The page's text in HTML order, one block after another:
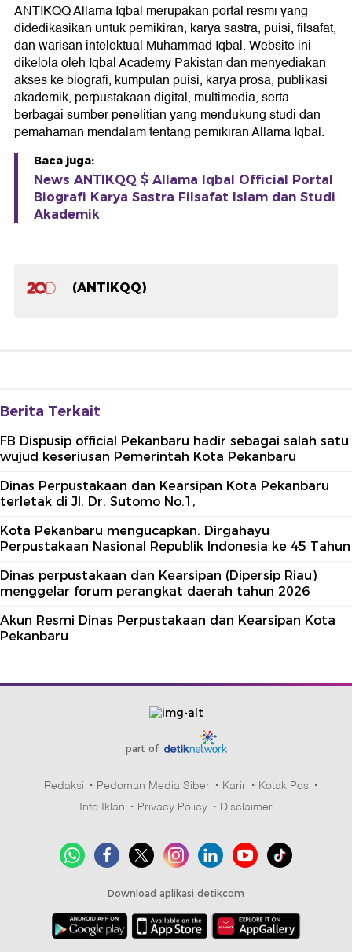
ANTIKQQ Allama Iqbal merupakan portal resmi yang
didedikasikan untuk pemikiran, karya sastra, puisi, filsafat,
dan warisan intelektual Muhammad Iqbal. Website ini
dikelola oleh Iqbal Academy Pakistan dan menyediakan
akses ke biografi, kumpulan puisi, karya prosa, publikasi
akademik, perpustakaan digital, multimedia, serta
berbagai sumber penelitian yang mendukung studi dan
pemahaman mendalam tentang pemikiran Allama Iqbal.
Baca juga:
News ANTIKQQ $ Allama Iqbal Official Portal
Biografi Karya Sastra Filsafat Islam dan Studi
Akademik
(ANTIKQQ)
Berita Terkait
FB Dispusip official Pekanbaru hadir sebagai salah satu
wujud keseriusan Pemerintah Kota Pekanbaru
Dinas Perpustakaan dan Kearsipan Kota Pekanbaru
terletak di Jl. Dr. Sutomo No.1,
Kota Pekanbaru mengucapkan. Dirgahayu
Perpustakaan Nasional Republik Indonesia ke 45 Tahun
Dinas perpustakaan dan Kearsipan (Dipersip Riau)
menggelar forum perangkat daerah tahun 2026
Akun Resmi Dinas Perpustakaan dan Kearsipan Kota
Pekanbaru
part of
Redaksi Pedoman Media Siber Karir
Kotak Pos
Info Iklan
Privacy Policy Disclaimer
Download aplikasi detikcom